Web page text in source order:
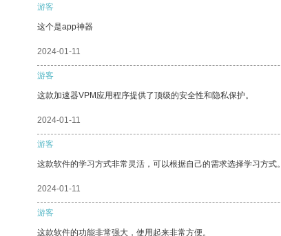
游客
这个是app神器
2024-01-11
游客
这款加速器VPM应用程序提供了顶级的安全性和隐私保护。
2024-01-11
游客
这款软件的学习方式非常灵活，可以根据自己的需求选择学习方式。
2024-01-11
游客
这款软件的功能非常强大，使用起来非常方便。